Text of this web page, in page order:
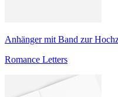
Anhänger mit Band zur
Romance Letters